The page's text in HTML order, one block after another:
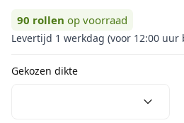
90 rollen op voorraad
Levertijd 1 werkdag (voor 12:00 uur
Gekozen dikte